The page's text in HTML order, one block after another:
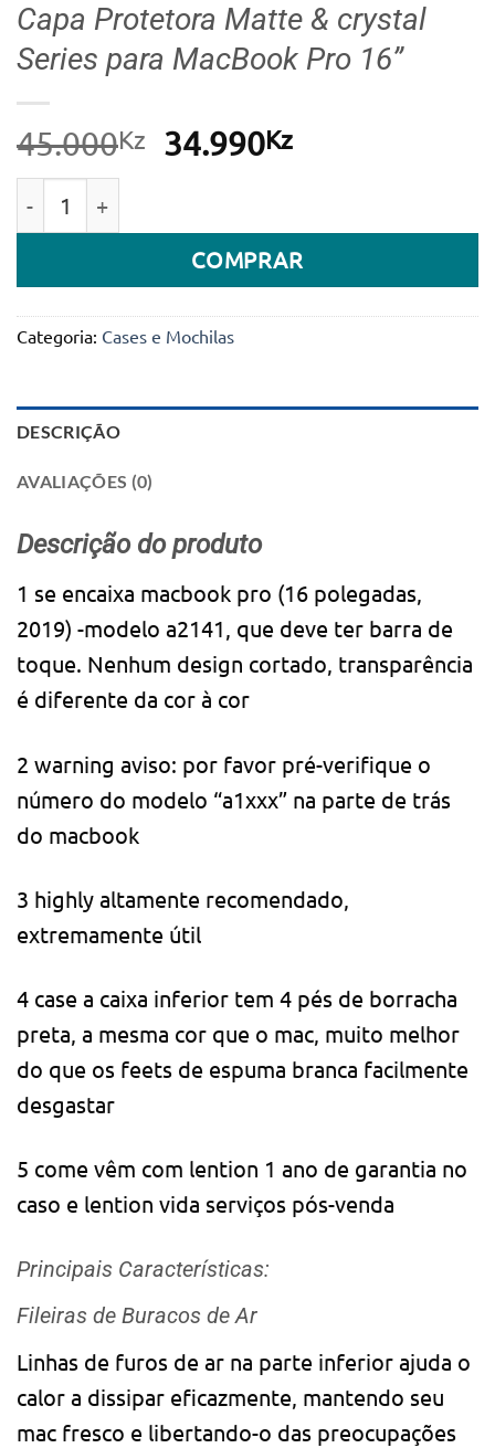
Capa Protetora Matte & crystal
Series para MacBook Pro 16”
45.000Kz
O
era:
45.000Kz.
34.990KzO
é:
34.990Kz.
COMPRAR
Categoria: Cases e Mochilas
DESCRIÇÃO
AVALIAÇÕES (0)
Descrição do produto
1 se encaixa macbook pro (16 polegadas,
2019) -modelo a2141, que deve ter barra de
toque. Nenhum design cortado, transparência
é diferente da cor à cor
2 warning aviso: por favor pré-verifique o
número do modelo “a1xxx” na parte de trás
do macbook
3 highly altamente recomendado,
extremamente útil
4 case a caixa inferior tem 4 pés de borracha
preta, a mesma cor que o mac, muito melhor
do que os feets de espuma branca facilmente
desgastar
5 come vêm com lention 1 ano de garantia no
caso e lention vida serviços pós-venda
Principais Características:
Fileiras de Buracos de Ar
Linhas de furos de ar na parte inferior ajuda o
calor a dissipar eficazmente, mantendo seu
mac fresco e libertando-o das preocupações